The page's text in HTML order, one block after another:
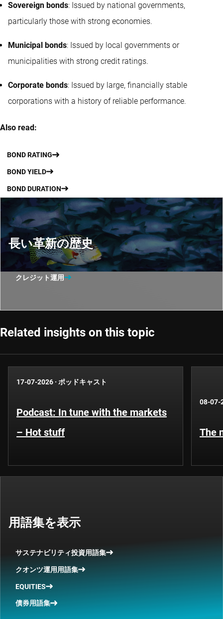
Sovereign bonds: Issued by national governments,
particularly those with strong economies.
Municipal bonds: Issued by local governments or
municipalities with strong credit ratings.
Corporate bonds: Issued by large, financially stable
corporations with a history of reliable performance.
Also read:
BOND RATING
BOND YIELD
BOND DURATION
長い革新の歴史
クレジット運用
Related insights on this topic
17-07-2026 · ポッドキャスト
Podcast: In tune with the markets
– Hot stuff
08-07-
The
用語集を表示
サステナビリティ投資用語集
クオンツ運用用語集
EQUITIES
債券用語集